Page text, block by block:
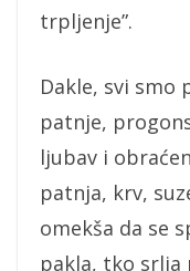
trpljenje”.
Dakle, svi
patnje,
ljubav i
patnja, krv,
omekša da se
pakla, tko